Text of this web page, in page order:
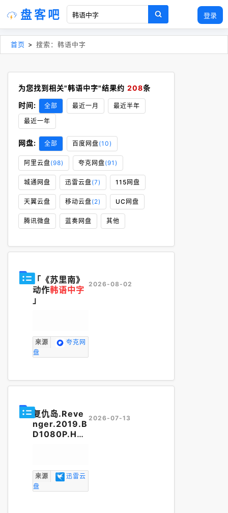
登录
盘客吧
首页 > 搜索：韩语中字
为您找到相关"韩语中字"结果约 208条
时间:
全部 最近一月
最近半年
最近一年
网盘: 全部 百度网盘(10)
阿里云盘(98) 夸克网盘(91)
城通网盘 迅雷云盘(7) 115网盘
天翼云盘 移动云盘(2) UC网盘
腾讯微盘 蓝奏网盘 其他
「《苏里南》
动作韩语中字
」
来源
夸克网
盘
2026-08-02
复仇岛.Reve
nger.2019.B
D1080P.H26
来源
迅雷云
盘
2026-07-13